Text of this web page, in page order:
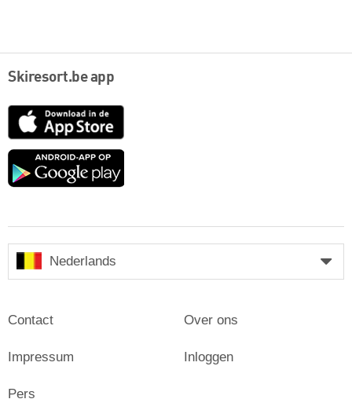
Skiresort.be app
App
Google
Nederlands
Contact
Impressum
Pers
Over ons
Inloggen